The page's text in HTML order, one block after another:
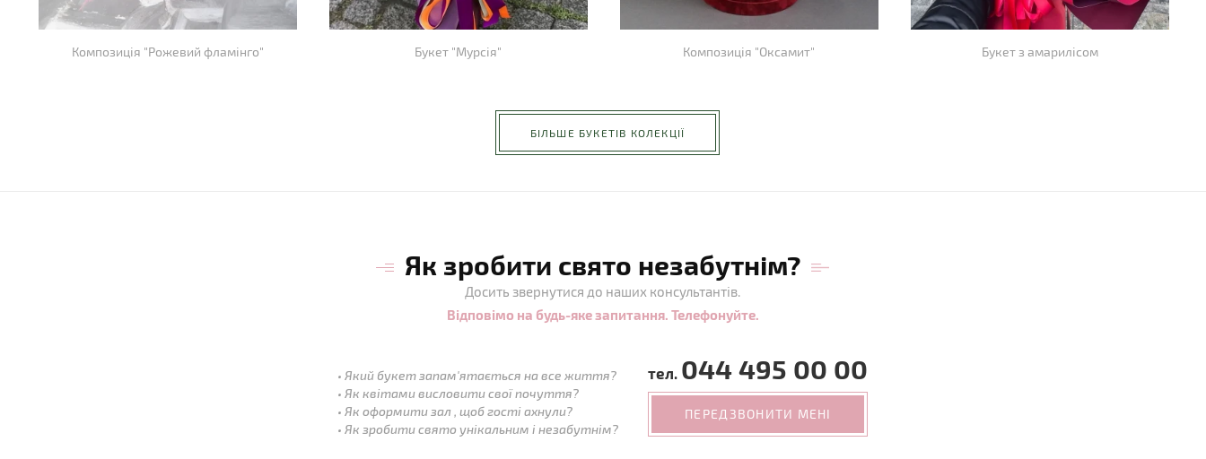
Композиція "Рожевий фламінго" Букет "Мурсія" Композиція "Оксамит" Букет з амарилісом
БІЛЬШЕ БУКЕТІВ КОЛЕКЦІЇ
Як зробити свято незабутнім?
Досить звернутися до наших консультантів.
Відповімо на будь-яке запитання. Телефонуйте.
Який букет запам'ятається на все життя?
Як квітами висловити свої почуття?
Як оформити зал , щоб гості ахнули?
Як зробити свято унікальним і незабутнім?
тел. 044 495 00 00
ПЕРЕДЗВОНИТИ МЕНІ